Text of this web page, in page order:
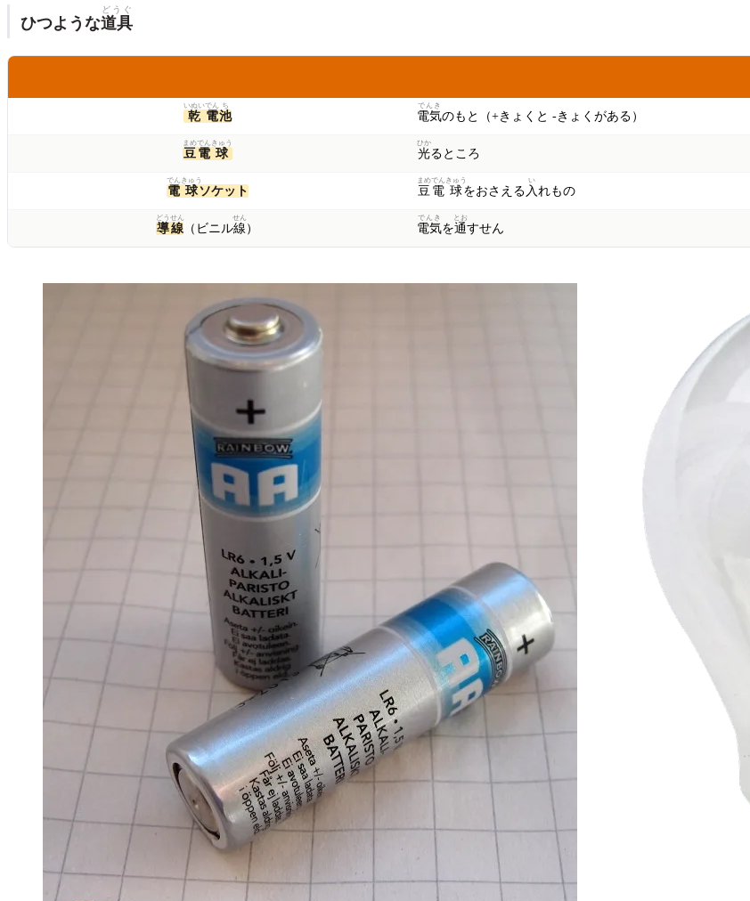
ひつような道具
どうぐ
乾
いぬい
電
でん
池
ち
電気
でんき
のもと（+きょくと -きょくがある）
豆
まめ
電
でん
球
きゅう
光
ひか
るところ
電
でん
球
きゅう
ソケット 豆
まめ
電
でん
球
きゅう
をおさえる 入
い
れもの
導
どう
線
せん
（ビニル線
せん
） 電気
でんき
を通
とお
すせん